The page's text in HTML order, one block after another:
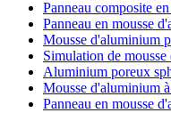
Panneau composite
Panneau en mousse
Mousse d'aluminium
Simulation de
Aluminium poreux
Mousse d'aluminium
Panneau en mousse